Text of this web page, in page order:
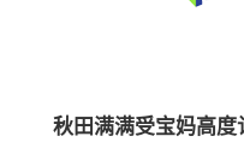
秋田满满受宝妈高度